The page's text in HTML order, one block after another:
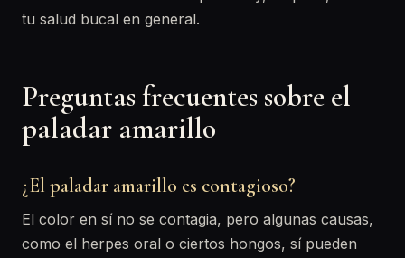
tu salud bucal en general.
Preguntas frecuentes sobre el
paladar amarillo
¿El paladar amarillo es contagioso?
El color en sí no se contagia, pero algunas causas,
como el herpes oral o ciertos hongos, sí pueden